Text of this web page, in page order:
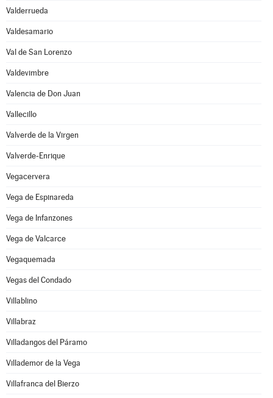
Valderrueda
Valdesamario
Val de San Lorenzo
Valdevimbre
Valencia de Don Juan
Vallecillo
Valverde de la Virgen
Valverde-Enrique
Vegacervera
Vega de Espinareda
Vega de Infanzones
Vega de Valcarce
Vegaquemada
Vegas del Condado
Villablino
Villabraz
Villadangos del Páramo
Villademor de la Vega
Villafranca del Bierzo